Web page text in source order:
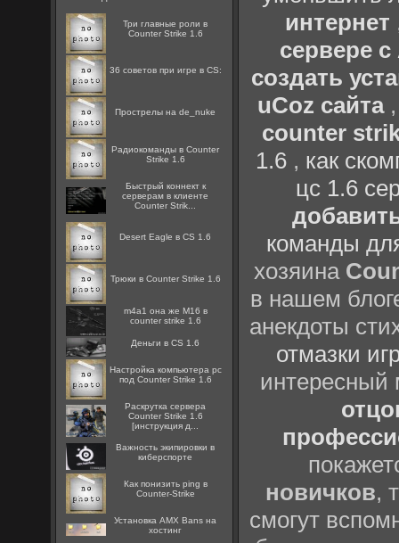
Три главные роли в
Counter Strike 1.6
36 советов при игре в CS:
Прострелы на de_nuke
Радиокоманды в Counter
Strike 1.6
Быстрый коннект к
серверам в клиенте
Counter Strik...
Desert Eagle в CS 1.6
Трюки в Counter Strike 1.6
m4a1 она же M16 в
counter strike 1.6
Деньги в CS 1.6
Настройка компьютера pc
под Counter Strike 1.6
Раскрутка сервера
Counter Strike 1.6
[инструкция д...
Важность экипировки в
киберспорте
Как понизить ping в
Counter-Strike
Установка AMX Bans на
хостинг
интернет
сервере
создать
uCoz сайта
counter
1.6, как
цс 1.6
команды
хозяина
в нашем
анекдоты
отмазки
интересный
новичков,
смогут